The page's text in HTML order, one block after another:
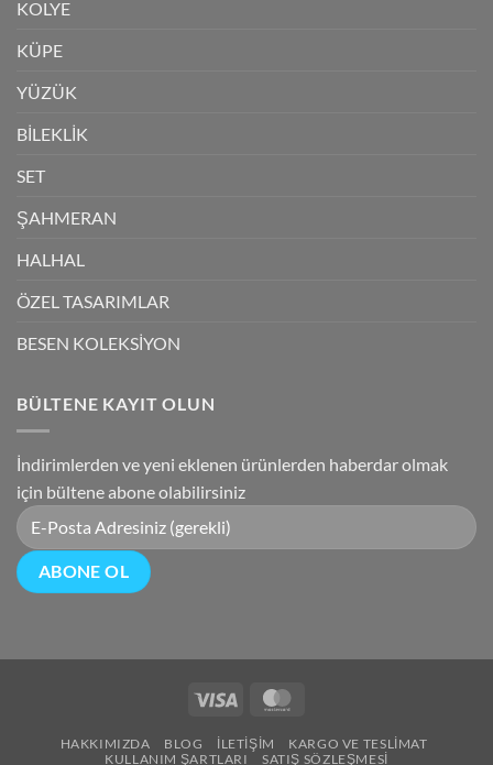
KOLYE
KÜPE
YÜZÜK
BİLEKLİK
SET
ŞAHMERAN
HALHAL
ÖZEL TASARIMLAR
BESEN KOLEKSİYON
BÜLTENE KAYIT OLUN
İndirimlerden ve yeni eklenen ürünlerden haberdar olmak
için bültene abone olabilirsiniz
Visa
HAKKIMIZDA BLOG İLETIŞIM
KARGO VE TESLIMAT
KULLANIM ŞARTLARI
SATIŞ SÖZLEŞMESI